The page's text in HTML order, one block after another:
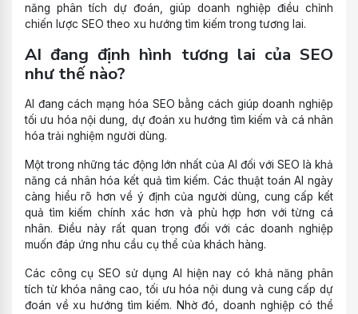
năng phân tích dự đoán, giúp doanh nghiệp điều chỉnh
chiến lược SEO theo xu hướng tìm kiếm trong tương lai.
AI đang định hình tương lai của SEO
như thế nào?
AI đang cách mạng hóa SEO bằng cách giúp doanh nghiệp
tối ưu hóa nội dung, dự đoán xu hướng tìm kiếm và cá nhân
hóa trải nghiệm người dùng.
Một trong những tác động lớn nhất của AI đối với SEO là khả
năng cá nhân hóa kết quả tìm kiếm. Các thuật toán AI ngày
càng hiểu rõ hơn về ý định của người dùng, cung cấp kết
quả tìm kiếm chính xác hơn và phù hợp hơn với từng cá
nhân. Điều này rất quan trọng đối với các doanh nghiệp
muốn đáp ứng nhu cầu cụ thể của khách hàng.
Các công cụ SEO sử dụng AI hiện nay có khả năng phân
tích từ khóa nâng cao, tối ưu hóa nội dung và cung cấp dự
đoán về xu hướng tìm kiếm. Nhờ đó, doanh nghiệp có thể